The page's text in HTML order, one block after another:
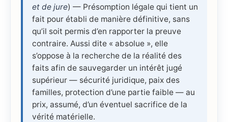
et de jure) — Présomption légale qui tient un
fait pour établi de manière définitive, sans
qu’il soit permis d’en rapporter la preuve
contraire. Aussi dite « absolue », elle
s’oppose à la recherche de la réalité des
faits afin de sauvegarder un intérêt jugé
supérieur — sécurité juridique, paix des
familles, protection d’une partie faible — au
prix, assumé, d’un éventuel sacrifice de la
vérité matérielle.